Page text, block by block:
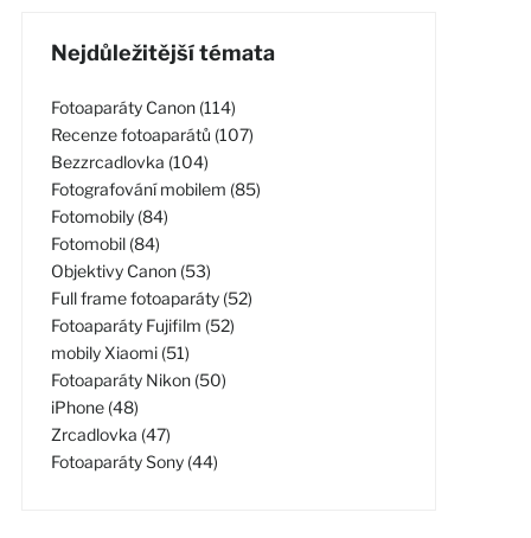
Nejdůležitější témata
Fotoaparáty Canon (114)
Recenze fotoaparátů (107)
Bezzrcadlovka (104)
Fotografování mobilem (85)
Fotomobily (84)
Fotomobil (84)
Objektivy Canon (53)
Full frame fotoaparáty (52)
Fotoaparáty Fujifilm (52)
mobily Xiaomi (51)
Fotoaparáty Nikon (50)
iPhone (48)
Zrcadlovka (47)
Fotoaparáty Sony (44)